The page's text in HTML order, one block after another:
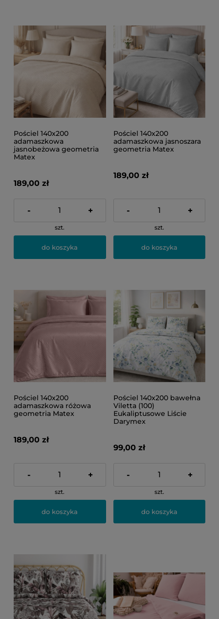
Pościel 140x200
adamaszkowa
jasnobeżowa geometria
Matex
189,00 zł
- +
szt.
do koszyka
Pościel 140x200
adamaszkowa jasnoszara
geometria Matex
189,00 zł
- +
szt.
do koszyka
Pościel 140x200
adamaszkowa różowa
geometria Matex
189,00 zł
- +
szt.
do koszyka
Pościel 140x200 bawełna
Viletta (100)
Eukaliptusowe Liście
Darymex
99,00 zł
- +
szt.
do koszyka